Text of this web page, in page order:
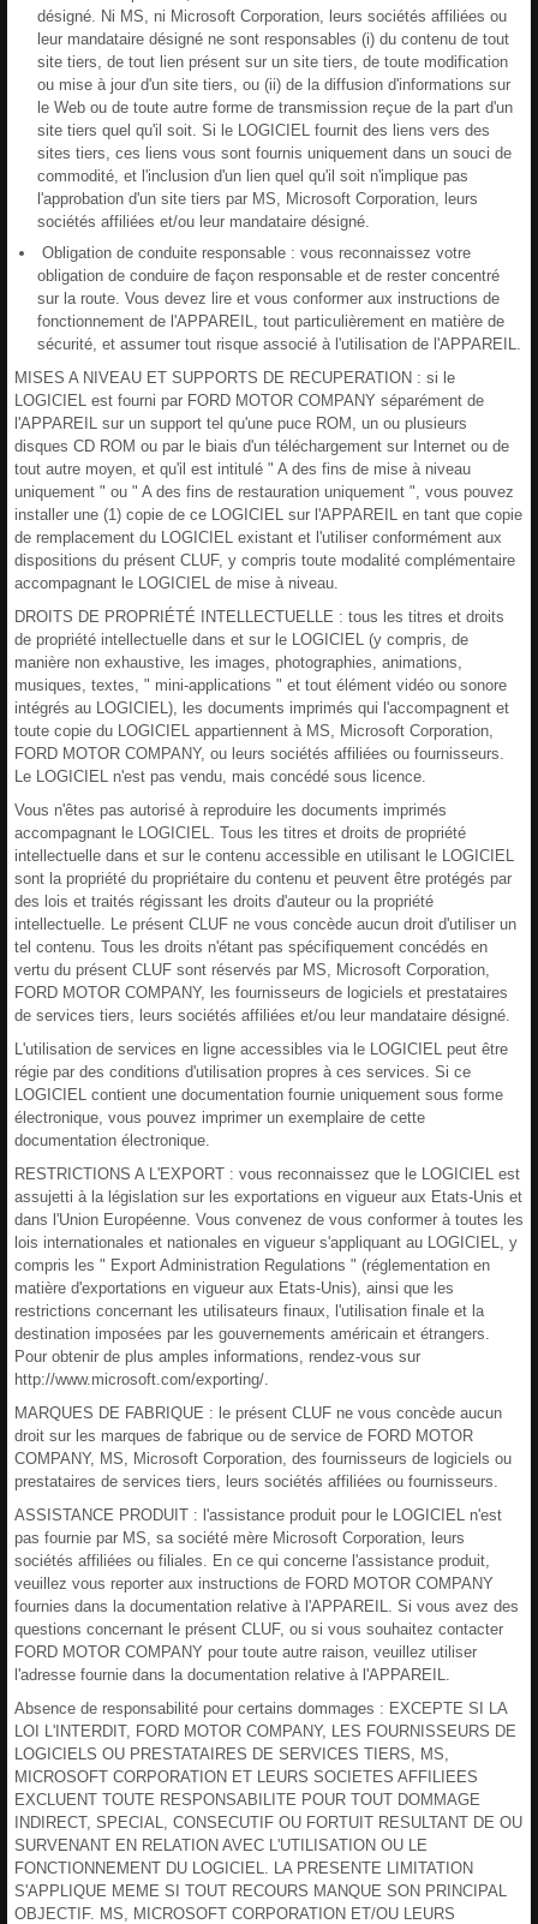
désigné. Ni MS, ni Microsoft Corporation, leurs sociétés affiliées ou
leur mandataire désigné ne sont responsables (i) du contenu de tout
site tiers, de tout lien présent sur un site tiers, de toute modification
ou mise à jour d'un site tiers, ou (ii) de la diffusion d'informations sur
le Web ou de toute autre forme de transmission reçue de la part d'un
site tiers quel qu'il soit. Si le LOGICIEL fournit des liens vers des
sites tiers, ces liens vous sont fournis uniquement dans un souci de
commodité, et l'inclusion d'un lien quel qu'il soit n'implique pas
l'approbation d'un site tiers par MS, Microsoft Corporation, leurs
sociétés affiliées et/ou leur mandataire désigné.
Obligation de conduite responsable : vous reconnaissez votre
obligation de conduire de façon responsable et de rester concentré
sur la route. Vous devez lire et vous conformer aux instructions de
fonctionnement de l'APPAREIL, tout particulièrement en matière de
sécurité, et assumer tout risque associé à l'utilisation de l'APPAREIL.
MISES A NIVEAU ET SUPPORTS DE RECUPERATION : si le
LOGICIEL est fourni par FORD MOTOR COMPANY séparément de
l'APPAREIL sur un support tel qu'une puce ROM, un ou plusieurs
disques CD ROM ou par le biais d'un téléchargement sur Internet ou de
tout autre moyen, et qu'il est intitulé " A des fins de mise à niveau
uniquement " ou " A des fins de restauration uniquement ", vous pouvez
installer une (1) copie de ce LOGICIEL sur l'APPAREIL en tant que copie
de remplacement du LOGICIEL existant et l'utiliser conformément aux
dispositions du présent CLUF, y compris toute modalité complémentaire
accompagnant le LOGICIEL de mise à niveau.
DROITS DE PROPRIÉTÉ INTELLECTUELLE : tous les titres et droits
de propriété intellectuelle dans et sur le LOGICIEL (y compris, de
manière non exhaustive, les images, photographies, animations,
musiques, textes, " mini-applications " et tout élément vidéo ou sonore
intégrés au LOGICIEL), les documents imprimés qui l'accompagnent et
toute copie du LOGICIEL appartiennent à MS, Microsoft Corporation,
FORD MOTOR COMPANY, ou leurs sociétés affiliées ou fournisseurs.
Le LOGICIEL n'est pas vendu, mais concédé sous licence.
Vous n'êtes pas autorisé à reproduire les documents imprimés
accompagnant le LOGICIEL. Tous les titres et droits de propriété
intellectuelle dans et sur le contenu accessible en utilisant le LOGICIEL
sont la propriété du propriétaire du contenu et peuvent être protégés par
des lois et traités régissant les droits d'auteur ou la propriété
intellectuelle. Le présent CLUF ne vous concède aucun droit d'utiliser un
tel contenu. Tous les droits n'étant pas spécifiquement concédés en
vertu du présent CLUF sont réservés par MS, Microsoft Corporation,
FORD MOTOR COMPANY, les fournisseurs de logiciels et prestataires
de services tiers, leurs sociétés affiliées et/ou leur mandataire désigné.
L'utilisation de services en ligne accessibles via le LOGICIEL peut être
régie par des conditions d'utilisation propres à ces services. Si ce
LOGICIEL contient une documentation fournie uniquement sous forme
électronique, vous pouvez imprimer un exemplaire de cette
documentation électronique.
RESTRICTIONS A L'EXPORT : vous reconnaissez que le LOGICIEL est
assujetti à la législation sur les exportations en vigueur aux Etats-Unis et
dans l'Union Européenne. Vous convenez de vous conformer à toutes les
lois internationales et nationales en vigueur s'appliquant au LOGICIEL, y
compris les " Export Administration Regulations " (réglementation en
matière d'exportations en vigueur aux Etats-Unis), ainsi que les
restrictions concernant les utilisateurs finaux, l'utilisation finale et la
destination imposées par les gouvernements américain et étrangers.
Pour obtenir de plus amples informations, rendez-vous sur
http://www.microsoft.com/exporting/.
MARQUES DE FABRIQUE : le présent CLUF ne vous concède aucun
droit sur les marques de fabrique ou de service de FORD MOTOR
COMPANY, MS, Microsoft Corporation, des fournisseurs de logiciels ou
prestataires de services tiers, leurs sociétés affiliées ou fournisseurs.
ASSISTANCE PRODUIT : l'assistance produit pour le LOGICIEL n'est
pas fournie par MS, sa société mère Microsoft Corporation, leurs
sociétés affiliées ou filiales. En ce qui concerne l'assistance produit,
veuillez vous reporter aux instructions de FORD MOTOR COMPANY
fournies dans la documentation relative à l'APPAREIL. Si vous avez des
questions concernant le présent CLUF, ou si vous souhaitez contacter
FORD MOTOR COMPANY pour toute autre raison, veuillez utiliser
l'adresse fournie dans la documentation relative à l'APPAREIL.
Absence de responsabilité pour certains dommages : EXCEPTE SI LA
LOI L'INTERDIT, FORD MOTOR COMPANY, LES FOURNISSEURS DE
LOGICIELS OU PRESTATAIRES DE SERVICES TIERS, MS,
MICROSOFT CORPORATION ET LEURS SOCIETES AFFILIEES
EXCLUENT TOUTE RESPONSABILITE POUR TOUT DOMMAGE
INDIRECT, SPECIAL, CONSECUTIF OU FORTUIT RESULTANT DE OU
SURVENANT EN RELATION AVEC L'UTILISATION OU LE
FONCTIONNEMENT DU LOGICIEL. LA PRESENTE LIMITATION
S'APPLIQUE MEME SI TOUT RECOURS MANQUE SON PRINCIPAL
OBJECTIF. MS, MICROSOFT CORPORATION ET/OU LEURS